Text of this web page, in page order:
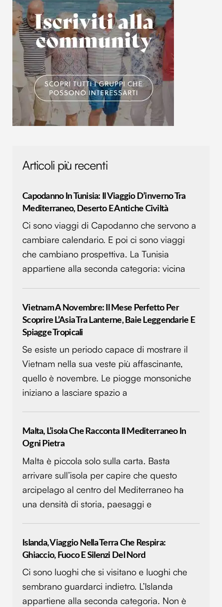
Articoli più recenti
Capodanno In Tunisia: Il Viaggio D’inverno Tra
Mediterraneo, Deserto E Antiche Civiltà
Ci sono viaggi di Capodanno che servono a
cambiare calendario. E poi ci sono viaggi
che cambiano prospettiva. La Tunisia
appartiene alla seconda categoria: vicina
Vietnam A Novembre: Il Mese Perfetto Per
Scoprire L’Asia Tra Lanterne, Baie Leggendarie E
Spiagge Tropicali
Se esiste un periodo capace di mostrare il
Vietnam nella sua veste più affascinante,
quello è novembre. Le piogge monsoniche
iniziano a lasciare spazio a
Malta, L’isola Che Racconta Il Mediterraneo In
Ogni Pietra
Malta è piccola solo sulla carta. Basta
arrivare sull’isola per capire che questo
arcipelago al centro del Mediterraneo ha
una densità di storia, paesaggi e
Islanda, Viaggio Nella Terra Che Respira:
Ghiaccio, Fuoco E Silenzi Del Nord
Ci sono luoghi che si visitano e luoghi che
sembrano guardarci indietro. L’Islanda
appartiene alla seconda categoria. Non è